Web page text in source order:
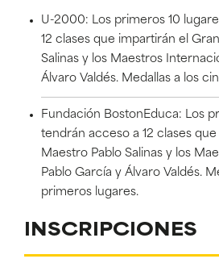
U-2000: Los primeros 10
12 clases que impartirán el
Salinas y los Maestros
Álvaro Valdés. Medallas a los
Fundación BostonEduca: Los
tendrán acceso a 12 clases
Maestro Pablo Salinas y los
Pablo García y Álvaro Valdés.
primeros lugares.
INSCRIPCIONES